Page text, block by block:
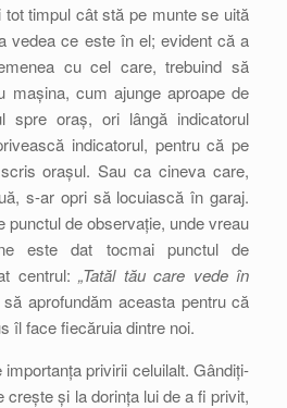
timpul cât stă pe munte se uită
vedea ce este în el; evident că a
cu cel care, trebuind să
mașina, cum ajunge aproape de
spre oraș, ori lângă indicatorul
indicatorul, pentru că pe
orașul. Sau ca cineva care,
s-ar opri să locuiască în garaj.
punctul de observație, unde vreau
este dat tocmai punctul de
centrul:„Tatăl tău care vede în
aprofundăm aceasta pentru că
îl face fiecăruia dintre noi.
privirii celuilalt. Gândiți-
și la dorința lui de a fi privit,